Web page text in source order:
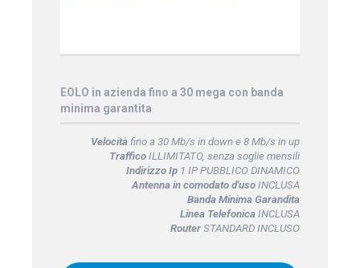
EOLO in azienda fino a 30 mega con banda
minima garantita
Velocitàfino a 30 Mb/s in down e 8 Mb/s in up
TrafficoILLIMITATO, senza soglie mensili
Indirizzo Ip1 IP PUBBLICO DINAMICO
Antenna in comodato d'usoINCLUSA
Banda Minima Garandita
Linea TelefonicaINCLUSA
RouterSTANDARD INCLUSO